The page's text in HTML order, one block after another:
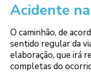
Acidente
O caminhão, de
sentido regular da
elaboração, que irá
completas do